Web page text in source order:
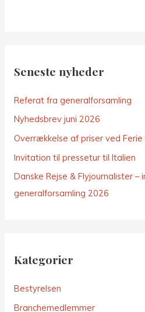
Seneste nyheder
Referat fra generalforsamling
Nyhedsbrev juni 2026
Overrækkelse af priser ved Ferie
Invitation til pressetur til Italien
Danske Rejse & Flyjournalister –
generalforsamling 2026
Kategorier
Bestyrelsen
Branchemedlemmer